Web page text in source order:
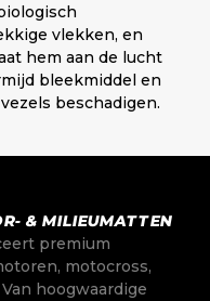
vlekken, en
hem aan de lucht
bleekmiddel en
beschadigen.
& MILIEUMATTEN
premium
motocross,
hoogwaardige